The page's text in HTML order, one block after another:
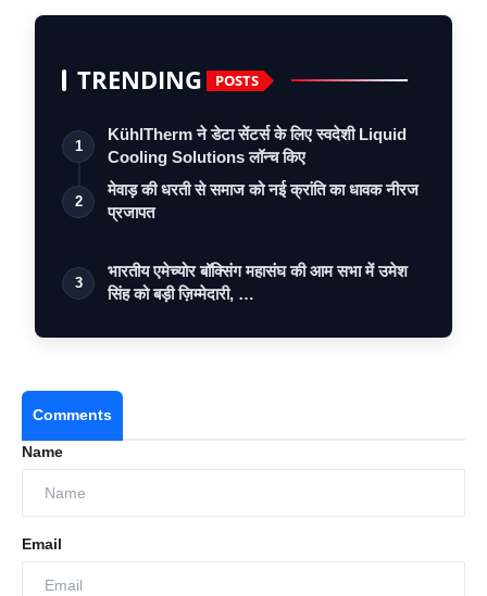
TRENDING POSTS
1
KühlTherm ने डेटा सेंटर्स के लिए स्वदेशी Liquid
Cooling Solutions लॉन्च किए
2
मेवाड़ की धरती से समाज को नई क्रांति का धावक नीरज
प्रजापत
3
भारतीय एमेच्योर बॉक्सिंग महासंघ की आम सभा में उमेश
सिंह को बड़ी ज़िम्मेदारी, …
Comments
Name
Email